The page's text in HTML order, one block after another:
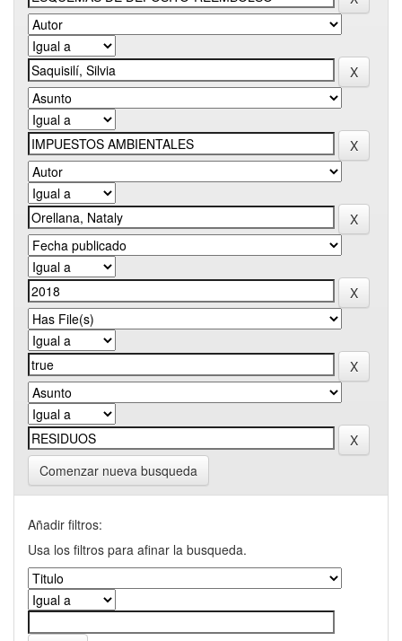
Comenzar nueva busqueda
Añadir filtros:
Usa los filtros para afinar la busqueda.